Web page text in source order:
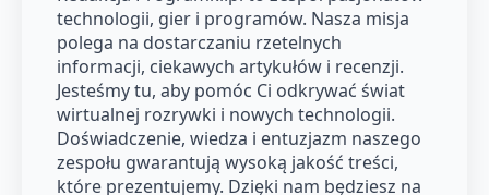
technologii, gier i programów. Nasza misja
polega na dostarczaniu rzetelnych
informacji, ciekawych artykułów i recenzji.
Jesteśmy tu, aby pomóc Ci odkrywać świat
wirtualnej rozrywki i nowych technologii.
Doświadczenie, wiedza i entuzjazm naszego
zespołu gwarantują wysoką jakość treści,
które prezentujemy. Dzięki nam będziesz na